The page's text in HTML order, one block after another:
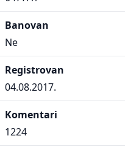
Banovan
Ne
Registrovan
04.08.2017.
Komentari
1224